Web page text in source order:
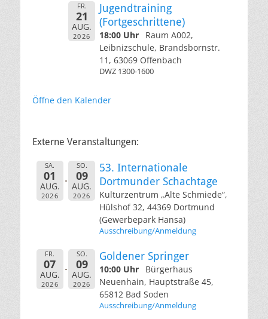
FR.
21
AUG.
2026
Jugendtraining
(Fortgeschrittene)
18:00 Uhr
Raum A002,
Leibnizschule, Brandsbornstr.
11, 63069 Offenbach
DWZ 1300-1600
Öffne den Kalender
Externe Veranstaltungen:
SA.
01
AUG.
2026
SO.
09
AUG.
2026
53. Internationale
Dortmunder Schachtage
Kulturzentrum „Alte Schmiede“,
Hülshof 32, 44369 Dortmund
(Gewerbepark Hansa)
Ausschreibung/Anmeldung
FR.
07
AUG.
2026
SO.
09
AUG.
2026
Goldener Springer
10:00 Uhr
Bürgerhaus
Neuenhain, Hauptstraße 45,
65812 Bad Soden
Ausschreibung/Anmeldung